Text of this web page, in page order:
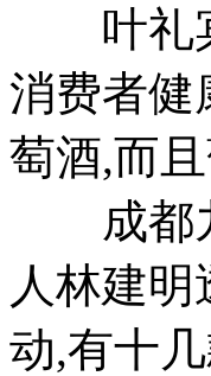
叶礼宾
消费者健
萄酒,而
成都九
人林建
动,有十